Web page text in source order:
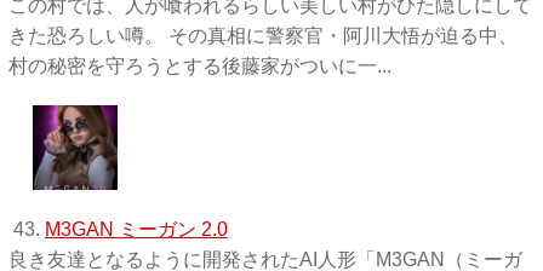
この村では、人が喰われるらしい美しい村がひた隠しにして
きた恐ろしい噂。 その真相に警察官・阿川大悟が迫る中、
村の秘密を守ろうとする後藤家がついに一...
43. M3GAN ミーガン 2.0
良き友達となるように開発されたAI人形「M3GAN（ミーガ